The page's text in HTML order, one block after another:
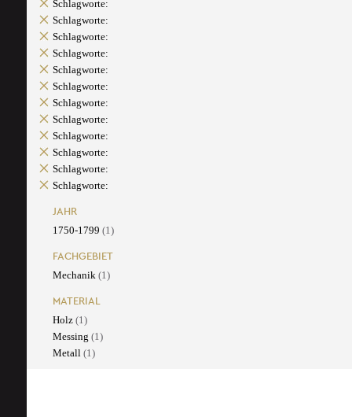
Schlagworte:
Schlagworte:
Schlagworte:
Schlagworte:
Schlagworte:
Schlagworte:
Schlagworte:
Schlagworte:
Schlagworte:
Schlagworte:
Schlagworte:
Schlagworte:
JAHR
1750-1799 (1)
FACHGEBIET
Mechanik (1)
MATERIAL
Holz (1)
Messing (1)
Metall (1)